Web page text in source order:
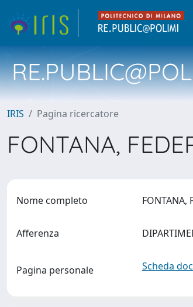
IRIS Pagina ricercatore
FONTANA,
Nome completo FONTANA,
Afferenza
Pagina personale Scheda